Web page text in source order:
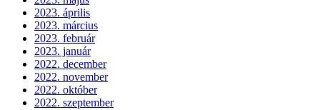
2023. április
2023. március
2023. február
2023. január
2022. december
2022. november
2022. október
2022. szeptember